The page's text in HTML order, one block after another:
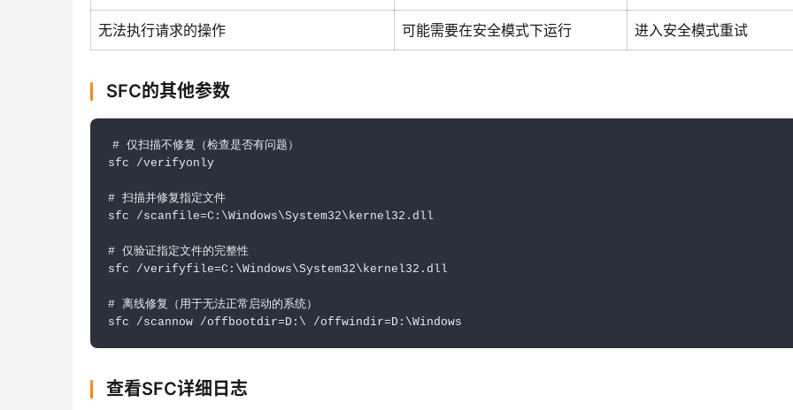
无法执行请求的操作 可能需要在安全模式下运行 进入安全模式重试
SFC的其他参数
# 仅扫描不修复（检查是否有问题）
sfc /verifyonly
# 扫描并修复指定文件
sfc /scanfile=C:\Windows\System32\kernel32.dll
# 仅验证指定文件的完整性
sfc /verifyfile=C:\Windows\System32\kernel32.dll
# 离线修复（用于无法正常启动的系统）
sfc /scannow /offbootdir=D:\ /offwindir=D:\Windows
查看SFC详细日志